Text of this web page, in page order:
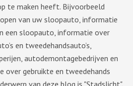
te maken heeft. Bijvoorbeeld
van uw sloopauto, informatie
een sloopauto, informatie over
en tweedehandsauto’s,
autodemontagebedrijven en
over gebruikte en tweedehands